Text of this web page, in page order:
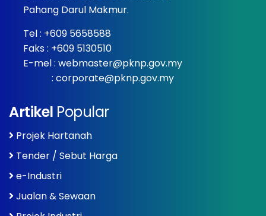
Pahang Darul Makmur.
Tel : +609 5658588
Faks : +609 5130510
E-mel : webmaster@pknp.gov.my
: corporate@pknp.gov.my
Artikel Popular
Projek Hartanah
Tender / Sebut Harga
e-Industri
Jualan & Sewaan